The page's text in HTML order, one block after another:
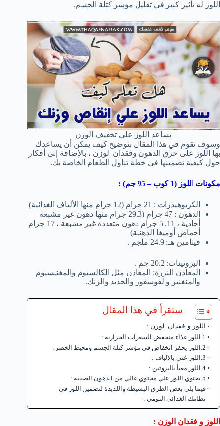
اللوز له تأثير كبير في تقليل مؤشر كتلة الجسم.
يساعد اللوز علي تخفيف الوزن
وسوف نقوم في هذا المقال بتوضيح كيف يمكن أن يساعدك
بها اللوز على حرق الدهون وفقدان الوزن ، بالإضافة إلى أفكار
حول كيفية تضمينها في خطة تناول الطعام الخاصة بك.
مكونات اللوز (1 كوب – 95 جم) :
الكربوهيدرات : 21 جرام (12 جرام منها الألياف الغذائية).
الدهون : 47 جرام (29.3 جرام منها دهون غير مشبعة
أحادية ، 11. 5 جرام دهون متعددة غير مشبعة ، 17 جرام
أحماض أوميغا الدهنية)
فيتامين هـ: 24.9 ملجم .
البروتينات: 20.2 جم .
المعادن النزرة: المعادن مثل الكالسيوم والمغنيسيوم
والمنغنيز والفوسفور والحديد والزنك.
ستقرأ في هذا المقال
اللوز و فقدان الوزن :
1.اللوز غذاء منخفض السعرات الحرارية :
2.اللوز يحفز انخفاض في مؤشر كتلة الجسم ومحيط الخصر :
3.اللوز غني بالالياف :
4.اللوز معبأ بالبروتين :
5.يحتوي اللوز علي محتوي عالي من الدهون الصحية :
فيما يلي بعض الطرق البسيطة واللذيذة لتضمين اللوز في
نظامك الغذائي اليومي :
اللوز و فقدان الوزن :